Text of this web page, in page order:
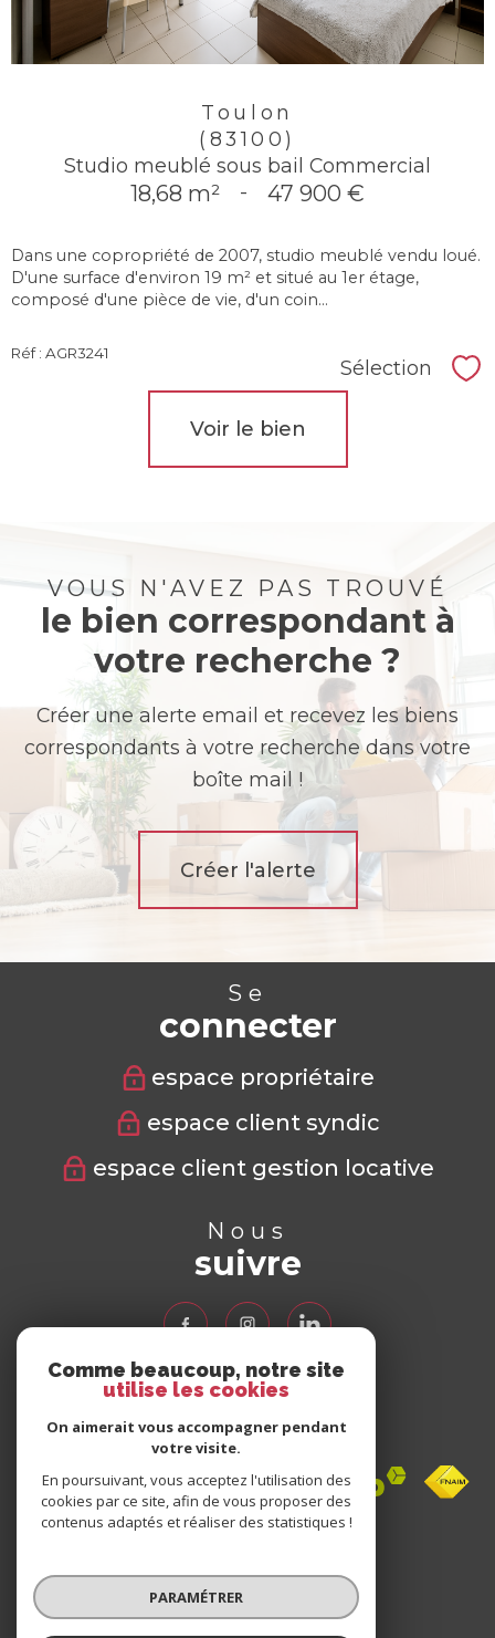
Toulon
(83100)
Studio meublé sous bail Commercial
18,68 m² - 47 900 €
Dans une copropriété de 2007, studio meublé vendu loué.
D'une surface d'environ 19 m² et situé au 1er étage,
composé d'une pièce de vie, d'un coin...
Réf : AGR3241
Sélection
Voir le bien
VOUS N'AVEZ PAS TROUVÉ
le bien correspondant à
votre recherche ?
Créer une alerte email et recevez les biens
correspondants à votre recherche dans votre
boîte mail !
Créer l'alerte
Se
connecter
espace propriétaire
espace client syndic
espace client gestion locative
Nous
suivre
Nous
adhérons
clients
Comme beaucoup, notre site
utilise les cookies
On aimerait vous accompagner pendant
votre visite.
En poursuivant, vous acceptez l'utilisation des
cookies par ce site, afin de vous proposer des
contenus adaptés et réaliser des statistiques !
PARAMÉTRER